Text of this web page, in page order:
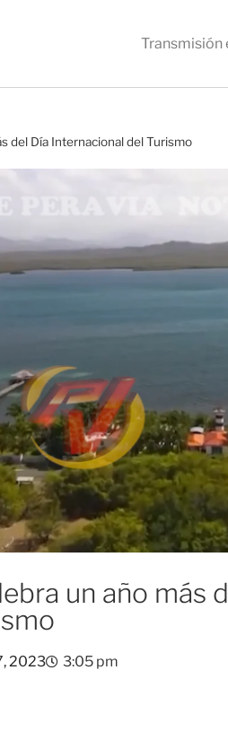
Transmisión
del Día Internacional del Turismo
un año más
2023 3:05 pm